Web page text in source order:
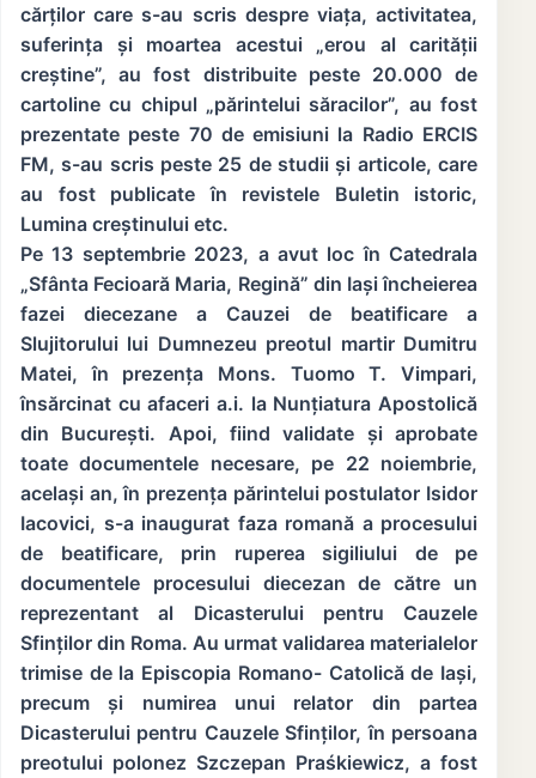
cărților care s-au scris despre viața, activitatea,
suferința și moartea acestui „erou al carității
creștine”, au fost distribuite peste 20.000 de
cartoline cu chipul „părintelui săracilor”, au fost
prezentate peste 70 de emisiuni la Radio ERCIS
FM, s-au scris peste 25 de studii și articole, care
au fost publicate în revistele Buletin istoric,
Lumina creștinului etc.
Pe 13 septembrie 2023, a avut loc în Catedrala
„Sfânta Fecioară Maria, Regină” din Iași încheierea
fazei diecezane a Cauzei de beatificare a
Slujitorului lui Dumnezeu preotul martir Dumitru
Matei, în prezența Mons. Tuomo T. Vimpari,
însărcinat cu afaceri a.i. la Nunțiatura Apostolică
din București. Apoi, fiind validate și aprobate
toate documentele necesare, pe 22 noiembrie,
același an, în prezența părintelui postulator Isidor
Iacovici, s-a inaugurat faza romană a procesului
de beatificare, prin ruperea sigiliului de pe
documentele procesului diecezan de către un
reprezentant al Dicasterului pentru Cauzele
Sfinților din Roma. Au urmat validarea materialelor
trimise de la Episcopia Romano- Catolică de Iași,
precum și numirea unui relator din partea
Dicasterului pentru Cauzele Sfinților, în persoana
preotului polonez Szczepan Praśkiewicz, a fost